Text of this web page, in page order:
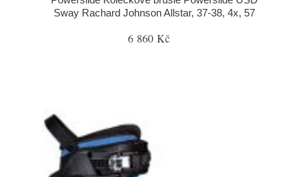
Sway Rachard Johnson Allstar, 37-38, 4x, 57
6 860 Kč